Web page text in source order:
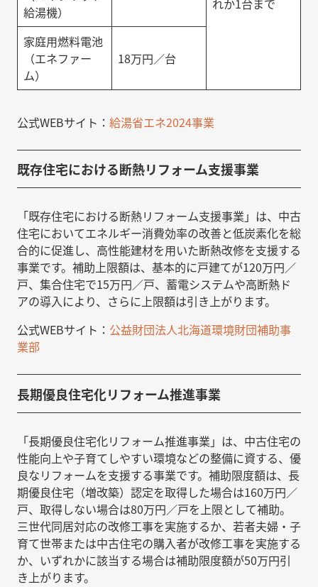
れか1台まで
給湯機）
家庭用燃料電池
（エネファー
ム）
18万円／台
公式WEBサイト： 給湯省エネ2024事業
既存住宅における断熱リフォーム支援事業
「既存住宅における断熱リフォーム支援事業」は、中古
住宅においてエネルギー消費効率の改善と低炭素化を総
合的に促進し、高性能建材を用いた断熱改修を支援する
事業です。補助上限額は、基本的に戸建てが120万円／
戸、集合住宅で15万円／戸、蓄電システムや高断熱ド
アの導入により、さらに上限額は引き上がります。
公式WEBサイト： 公益財団法人北海道環境財団補助事
業部
長期優良住宅化リフォーム推進事業
「長期優良住宅化リフォーム推進事業」は、中古住宅の
性能向上や子育てしやすい環境などの整備に資する、優
良なリフォームを支援する事業です。補助限度額は、長
期優良住宅（増改築）認定を取得した場合は160万円／
戸、取得しない場合は80万円／戸を上限として補助。
三世代同居対応の改修工事を実施するか、若者夫婦・子
育て世帯または中古住宅の購入者が改修工事を実施する
か、いずれかに該当する場合は補助限度額が50万円引
き上がります。